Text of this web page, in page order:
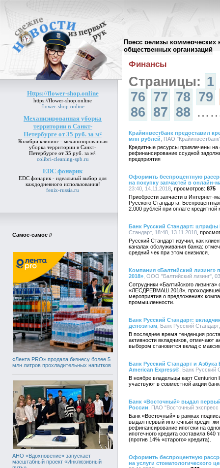
Пресс релизы коммерческих
общественных организаций
Https://flower-shop.online
https://flower-shop.online
flower-shop.online
Механизированная уборка
территории в Санкт-
Петербурге от 35 руб. за м²
Колибри клининг - механизированная
уборка территории в Санкт-
Петербурге от 35 руб. за м².
colibri-cleaning-spb.ru
EDC фонарик
EDC фонарик - идеальный выбор для
каждодневного использования!
fenix-russia.ru
Самое-самое //
«Лента PRO» продала бизнесу более 5
млн литров прохладительных напитков
АНО «Вдохновение» запускает
масштабный проект «Инклюзивный
Архив пресс-релизов//
Финансы
Страницы: 1
76 77 78 79
86 87 88
Крайинвестбанк предоставил
млн рублей , ПАО
Кредитные ресурсы привлечены на
рефинансирование ссудной
предприятия
Оформить беспроцентную
на покупку запчастей в онлайн-
23:40, 14.11.2018
875
Приобрести запчасти в Интернет-
Русского Стандарта.
2.000 рублей при оплате кредитной
Банк Русский Стандарт:
Стандарт, 18:48, 13.11.2018
Русский Стандарт изучил, как
каналах обслуживания банка:
средний чек при этом снизился.
Компания «Балтийский
2018» , ООО "Балтийский лизинг",
Сотрудники «Балтийского
«ЛЕСДРЕВМАШ 2018»,
мероприятия о предложениях
промышленности.
Банк Русский Стандарт:
депозитам , Банк Русский
В последнее время тенденция
активности вкладчиков, отмечают
выбором становится вклад с
Банк Русский Стандарт и Азбука
American Express® , Банк Русский
В ноябре владельцы карт Centurion
участвуют в совместной акции
Банк «Восточный» выдал
России , ПАО "Восточный экспресс
Банк «Восточный» в рамках
выдал первый ипотечный кредит
рефинансирование ипотеки на
ипотечного кредита составила
(против 14% «старого» кредита).
Оформить беспроцентную
на услуги стоматологического